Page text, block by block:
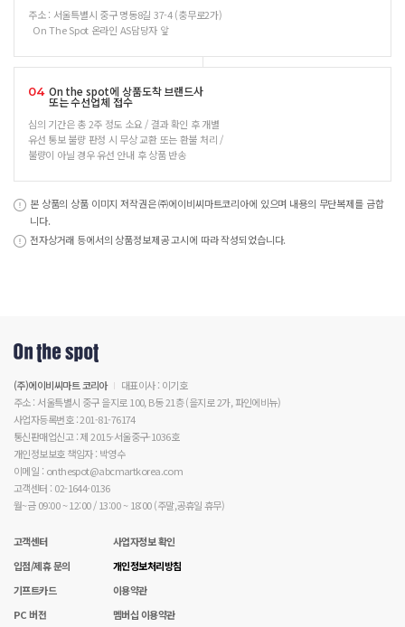
주소 : 서울특별시 중구 명동8길 37-4 (충무로2가)
On The Spot 온라인 AS담당자 앞
04 On the spot에 상품도착 브랜드사
또는 수선업체 접수
심의 기간은 총 2주 정도 소요 / 결과 확인 후 개별
유선 통보 불량 판정 시 무상 교환 또는 환불 처리 /
불량이 아닐 경우 유선 안내 후 상품 반송
본 상품의 상품 이미지 저작권은 ㈜에이비씨마트코리아에 있으며 내용의 무단복제를 금합
니다.
전자상거래 등에서의 상품정보제공 고시에 따라 작성되었습니다.
(주)에이비씨마트 코리아
대표이사 : 이기호
주소 : 서울특별시 중구 을지로 100, B동 21층 (을지로 2가, 파인에비뉴)
사업자등록번호 : 201-81-76174
통신판매업신고 : 제 2015-서울중구-1036호
개인정보보호 책임자 : 박영수
이메일 : onthespot@abcmartkorea.com
고객센터 : 02-1644-0136
월~금 09:00 ~ 12:00 / 13:00 ~ 18:00 (주말,공휴일 휴무)
고객센터
입점/제휴 문의
기프트카드
PC 버전
사업자정보 확인
개인정보처리방침
이용약관
멤버십 이용약관